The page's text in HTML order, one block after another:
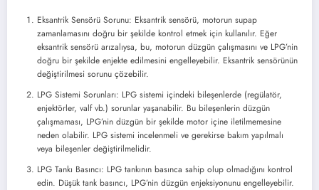
Eksantrik Sensörü Sorunu: Eksantrik sensörü, motorun supap
zamanlamasını doğru bir şekilde kontrol etmek için kullanılır. Eğer
eksantrik sensörü arızalıysa, bu, motorun düzgün çalışmasını ve LPG’nin
doğru bir şekilde enjekte edilmesini engelleyebilir. Eksantrik sensörünün
değiştirilmesi sorunu çözebilir.
LPG Sistemi Sorunları: LPG sistemi içindeki bileşenlerde (regülatör,
enjektörler, valf vb.) sorunlar yaşanabilir. Bu bileşenlerin düzgün
çalışmaması, LPG’nin düzgün bir şekilde motor içine iletilmemesine
neden olabilir. LPG sistemi incelenmeli ve gerekirse bakım yapılmalı
veya bileşenler değiştirilmelidir.
LPG Tankı Basıncı: LPG tankının basınca sahip olup olmadığını kontrol
edin. Düşük tank basıncı, LPG’nin düzgün enjeksiyonunu engelleyebilir.